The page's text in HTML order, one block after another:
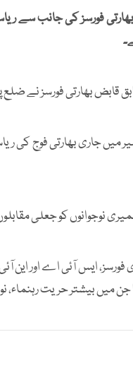
فورسز نے ضلع پونچھ میں فائرنگ کرکے
نوجوانوں کو جعلی